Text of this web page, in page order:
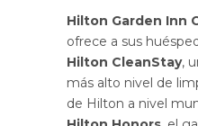
Hilton Garden Inn
ofrece a sus
Hilton CleanStay,
más alto nivel de
de Hilton a nivel